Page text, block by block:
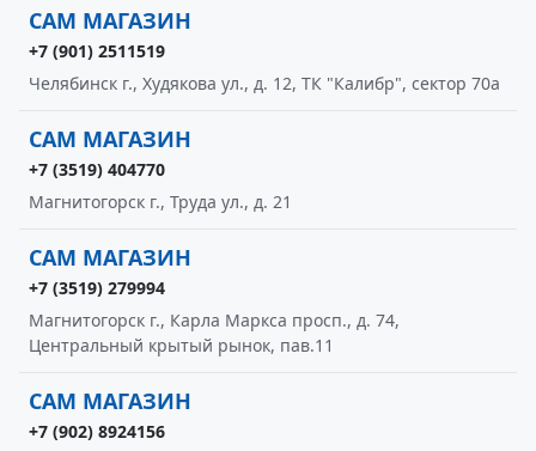
САМ МАГАЗИН
+7 (901) 2511519
Челябинск г., Худякова ул., д. 12, ТК "Калибр", сектор 70а
САМ МАГАЗИН
+7 (3519) 404770
Магнитогорск г., Труда ул., д. 21
САМ МАГАЗИН
+7 (3519) 279994
Магнитогорск г., Карла Маркса просп., д. 74,
Центральный крытый рынок, пав.11
САМ МАГАЗИН
+7 (902) 8924156